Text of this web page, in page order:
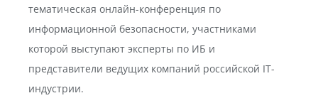
тематическая онлайн-конференция по
информационной безопасности, участниками
которой выступают эксперты по ИБ и
представители ведущих компаний российской IT-
индустрии.